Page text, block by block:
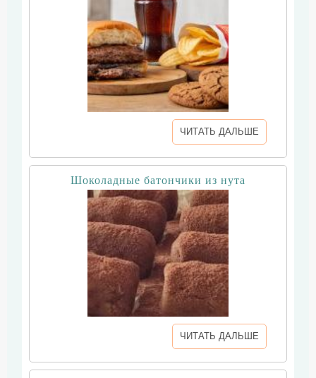
ЧИТАТЬ ДАЛЬШЕ
Шоколадные батончики из нута
ЧИТАТЬ ДАЛЬШЕ